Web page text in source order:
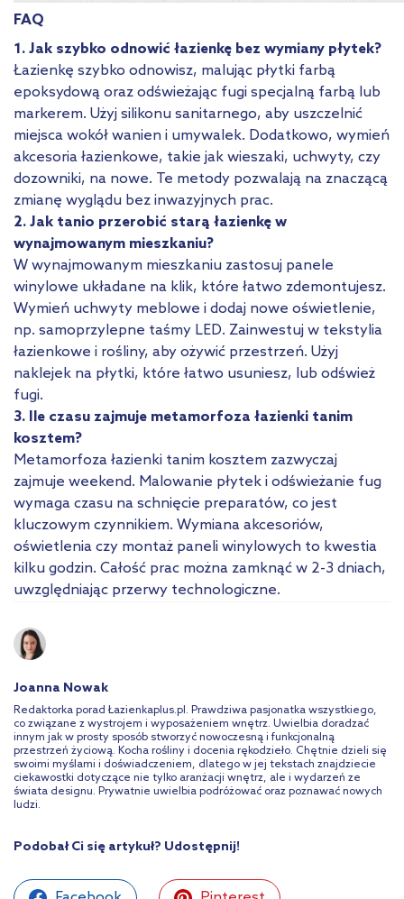
FAQ
1. Jak szybko odnowić łazienkę bez wymiany płytek?
Łazienkę szybko odnowisz, malując płytki farbą
epoksydową oraz odświeżając fugi specjalną farbą lub
markerem. Użyj silikonu sanitarnego, aby uszczelnić
miejsca wokół wanien i umywalek. Dodatkowo, wymień
akcesoria łazienkowe, takie jak wieszaki, uchwyty, czy
dozowniki, na nowe. Te metody pozwalają na znaczącą
zmianę wyglądu bez inwazyjnych prac.
2. Jak tanio przerobić starą łazienkę w
wynajmowanym mieszkaniu?
W wynajmowanym mieszkaniu zastosuj panele
winylowe układane na klik, które łatwo zdemontujesz.
Wymień uchwyty meblowe i dodaj nowe oświetlenie,
np. samoprzylepne taśmy LED. Zainwestuj w tekstylia
łazienkowe i rośliny, aby ożywić przestrzeń. Użyj
naklejek na płytki, które łatwo usuniesz, lub odśwież
fugi.
3. Ile czasu zajmuje metamorfoza łazienki tanim
kosztem?
Metamorfoza łazienki tanim kosztem zazwyczaj
zajmuje weekend. Malowanie płytek i odświeżanie fug
wymaga czasu na schnięcie preparatów, co jest
kluczowym czynnikiem. Wymiana akcesoriów,
oświetlenia czy montaż paneli winylowych to kwestia
kilku godzin. Całość prac można zamknąć w 2-3 dniach,
uwzględniając przerwy technologiczne.
Joanna Nowak
Redaktorka porad Łazienkaplus.pl. Prawdziwa pasjonatka wszystkiego,
co związane z wystrojem i wyposażeniem wnętrz. Uwielbia doradzać
innym jak w prosty sposób stworzyć nowoczesną i funkcjonalną
przestrzeń życiową. Kocha rośliny i docenia rękodzieło. Chętnie dzieli się
swoimi myślami i doświadczeniem, dlatego w jej tekstach znajdziecie
ciekawostki dotyczące nie tylko aranżacji wnętrz, ale i wydarzeń ze
świata designu. Prywatnie uwielbia podróżować oraz poznawać nowych
ludzi.
Podobał Ci się artykuł? Udostępnij!